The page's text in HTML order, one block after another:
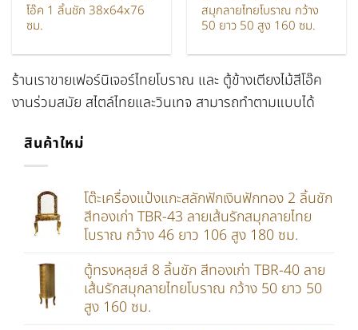
โอ๊ค 1 ลิ้นชัก 38x64x76
ซม.
สมุกลายไทยโบราณ กว้าง
50 ยาว 50 สูง 160 ซม.
ร้านเราขายเฟอร์นิเจอร์ไทยโบราณ และ ตู้ข้างเตียงไม้สีโอ๊ค
งานร่วมสมัย สไตล์ไทยและวินเทจ สามารถทำตามแบบได้
สินค้าใหม่
โต๊ะเครื่องแป้งแกะสลักฟักเงินฟักทอง 2 ลิ้นชัก
สีทองเก่า TBR-43 ลายเส้นรักสมุกลายไทย
โบราณ กว้าง 46 ยาว 106 สูง 180 ซม.
ตู้ทรงหลุยส์ 8 ลิ้นชัก สีทองเก่า TBR-40 ลาย
เส้นรักสมุกลายไทยโบราณ กว้าง 50 ยาว 50
สูง 160 ซม.